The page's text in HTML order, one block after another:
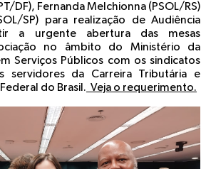
DF), Fernanda Melchionna (PSOL/RS)
SP) para realização de Audiência
a urgente abertura das mesas
no âmbito do Ministério da
Serviços Públicos com os sindicatos
servidores da Carreira Tributária e
do Brasil. Veja o requerimento.